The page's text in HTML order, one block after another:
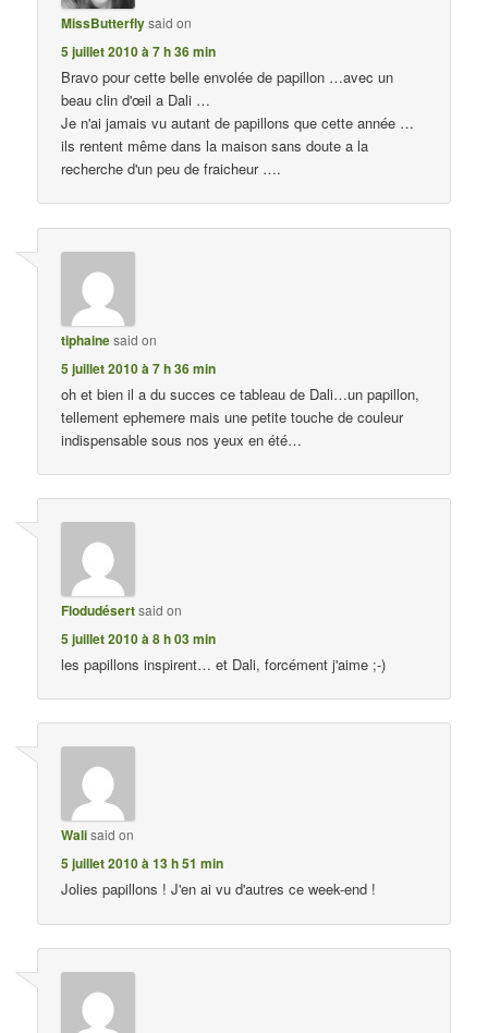
MissButterflysaid on
5 juillet 2010 à 7 h 36 min
Bravo pour cette belle envolée de papillon …avec un
beau clin d'œil a Dali …
Je n'ai jamais vu autant de papillons que cette année …
ils rentent même dans la maison sans doute a la
recherche d'un peu de fraicheur ….
tiphainesaid on
5 juillet 2010 à 7 h 36 min
oh et bien il a du succes ce tableau de Dali…un papillon,
tellement ephemere mais une petite touche de couleur
indispensable sous nos yeux en été…
Flodudésertsaid on
5 juillet 2010 à 8 h 03 min
les papillons inspirent… et Dali, forcément j'aime ;-)
Walisaid on
5 juillet 2010 à 13 h 51 min
Jolies papillons ! J'en ai vu d'autres ce week-end !